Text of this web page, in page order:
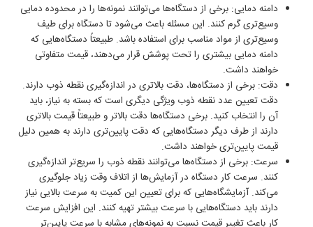
دامنه دمایی: برخی از دستگاه‌ها می‌توانند نمونه‌ها را در محدوده دمایی
وسیع‌تری گرم کنند. این مسئله باعث می‌شود تا دستگاه برای طیف
وسیع‌تری از مواد مناسب برای استفاده باشد. طبیعتاً دستگاه‌هایی که
دامنه دمایی بیشتری را تحت پوشش قرار می‌دهند، قیمت متفاوتی
خواهند داشت.
دقت: برخی از دستگاه‌ها، دقت بالاتری در اندازه‌گیری نقطه ذوب دارند.
دقت تعیین عدد نقطه ذوب ویژگی دیگری است که بسته به نیاز، باید
آن را انتخاب کنید. برخی دستگاه‌ها دقت بالاتر و طبیعتاً قیمت بالاتری
دارند از طرف دیگر دستگاه‌هایی که دقت پایین‌تری دارند به همین دلیل
قیمت پایین‌تری خواهند داشت.
سرعت: برخی از دستگاه‌ها می‌توانند نقطه ذوب را سریع‌تر اندازه‌گیری
کنند. سرعت کار دستگاه در آزمایش‌ها از اتلاف وقت زیاد جلوگیری
می‌کند. آزمایشگاه‌هایی که برای تعیین این کمیت به سرعت بالایی نیاز
دارند باید دستگاه‌هایی با سرعت بیشتر تهیه کنند. این افزایش سرعت
کار باعث تغییر قیمت نسبت به نمونه‌های مشابه با سرعت پایین‌تر